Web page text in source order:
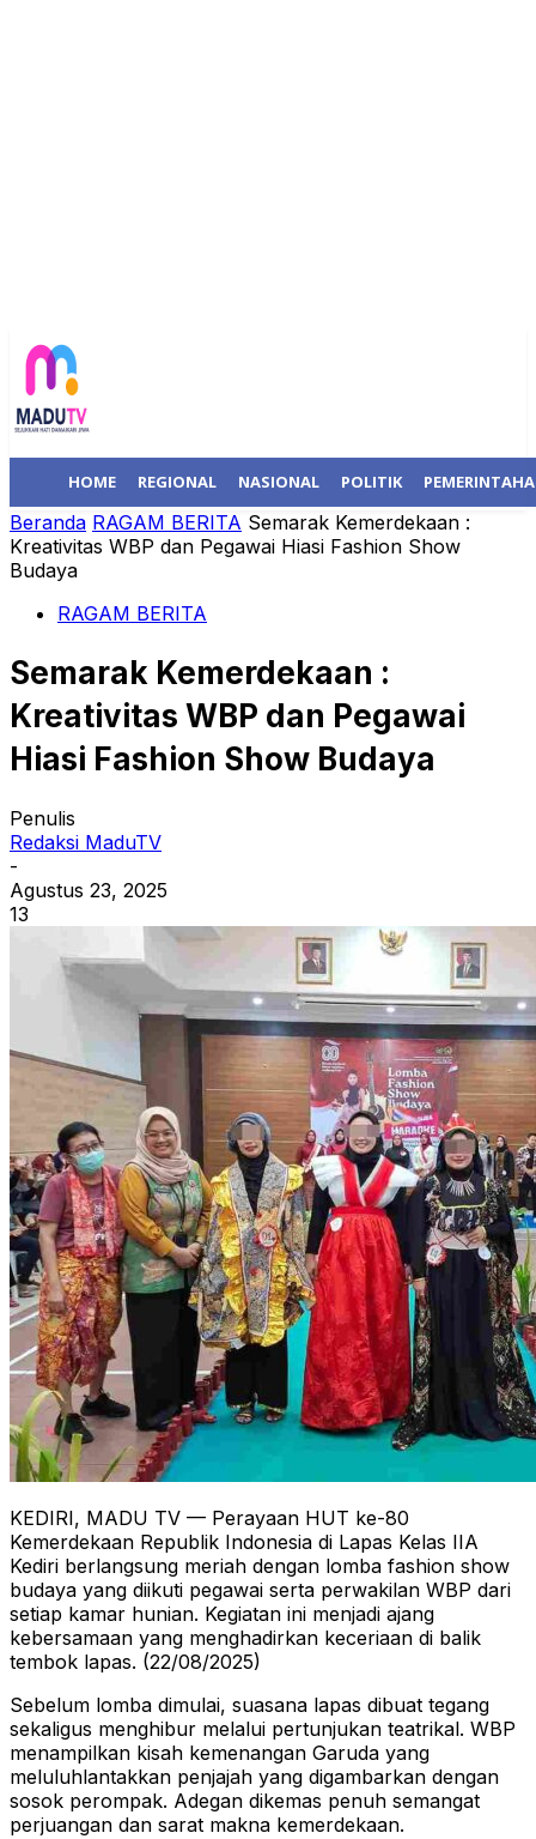
HOME REGIONAL NASIONAL POLITIK
Beranda RAGAM BERITA Semarak Kemerdekaan :
Kreativitas WBP dan Pegawai Hiasi Fashion Show
Budaya
RAGAM BERITA
Semarak Kemerdekaan :
Kreativitas WBP dan Pegawai
Hiasi Fashion Show Budaya
Penulis
Redaksi MaduTV
-
Agustus 23, 2025
13
KEDIRI, MADU TV — Perayaan HUT ke-80
Kemerdekaan Republik Indonesia di Lapas Kelas IIA
Kediri berlangsung meriah dengan lomba fashion show
budaya yang diikuti pegawai serta perwakilan WBP dari
setiap kamar hunian. Kegiatan ini menjadi ajang
kebersamaan yang menghadirkan keceriaan di balik
tembok lapas. (22/08/2025)
Sebelum lomba dimulai, suasana lapas dibuat tegang
sekaligus menghibur melalui pertunjukan teatrikal. WBP
menampilkan kisah kemenangan Garuda yang
meluluhlantakkan penjajah yang digambarkan dengan
sosok perompak. Adegan dikemas penuh semangat
perjuangan dan sarat makna kemerdekaan.